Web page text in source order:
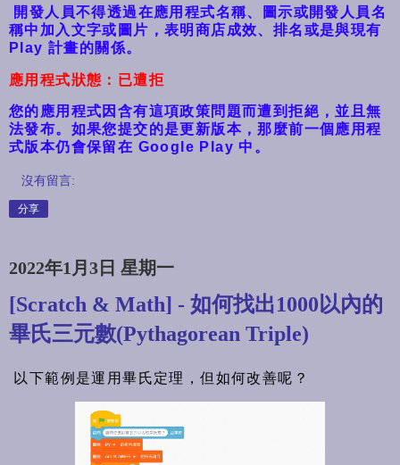
開發人員不得透過在應用程式名稱、圖示或開發人員名
稱中加入文字或圖片，表明商店成效、排名或是與現有
Play 計畫的關係。
應用程式狀態：已遭拒
您的應用程式因含有這項政策問題而遭到拒絕，並且無
法發布。如果您提交的是更新版本，那麼前一個應用程
式版本仍會保留在 Google Play 中。
沒有留言:
分享
2022年1月3日 星期一
[Scratch & Math] - 如何找出1000以內的
畢氏三元數(Pythagorean Triple)
以下範例是運用畢氏定理，但如何改善呢？